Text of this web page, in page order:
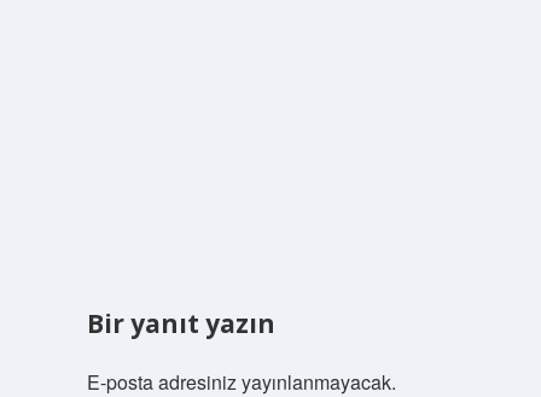
Bir yanıt yazın
E-posta adresiniz yayınlanmayacak.